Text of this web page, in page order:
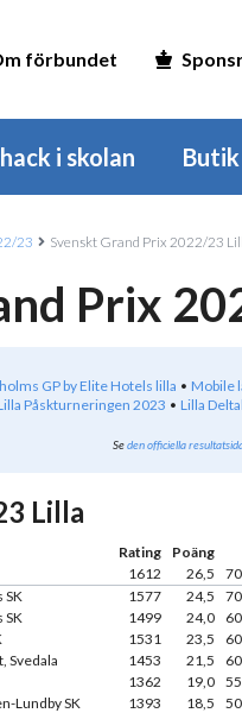
förbundet
i skolan Butik
23 Svenskt Grand Prix 2022/23
Prix
GP by Elite Hotels lilla
Mobile
Påskturneringen 2023 Lilla
Seden officiella
Lilla
Rating Poäng
1612 26,5
SK 1577 24,5
SK 1499 24,0
1531 23,5
Svedala 1453 21,5
1362 19,0
Lundby SK 1393 18,5